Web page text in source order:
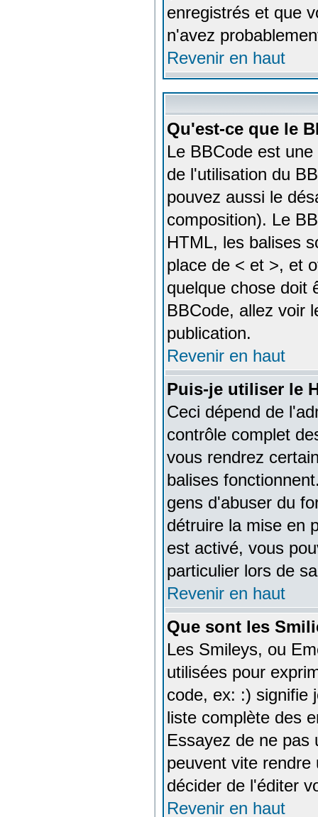
enregistrés et que
n'avez
Revenir en haut
Qu'est-ce que le
Le BBCode est
de l'utilisation du
pouvez aussi le
composition). Le
HTML, les balises
place de < et >, et
quelque chose doit
BBCode, allez voir
publication.
Revenir en haut
Puis-je utiliser le
Ceci dépend de
contrôle complet
vous rendrez
balises
gens d'abuser du
détruire la mise en
est activé, vous
particulier lors de
Revenir en haut
Que sont les
Les Smileys, ou
utilisées pour
code, ex: :) signifie
liste complète des
Essayez de ne pas
peuvent vite
décider de l'éditer
Revenir en haut